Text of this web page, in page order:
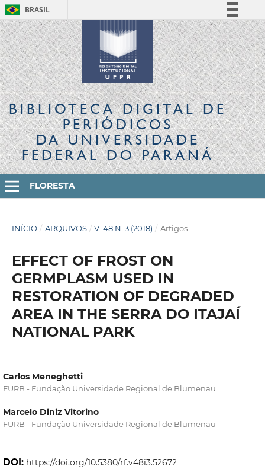
BRASIL
Simplifique!
Comunica BR
Participe
Acesso à informação
Legislação
Canais
BIBLIOTECA DIGITALDE
PERIÓDICOS
DA UNIVERSIDADE
FEDERAL DO PARANÁ
FLORESTA
INÍCIO / ARQUIVOS / V. 48 N. 3 (2018) / Artigos
EFFECT OF FROST ON
GERMPLASM USED IN
RESTORATION OF DEGRADED
AREA IN THE SERRA DO ITAJAÍ
NATIONAL PARK
Carlos Meneghetti
FURB - Fundação Universidade Regional de Blumenau
Marcelo Diniz Vitorino
FURB - Fundação Universidade Regional de Blumenau
DOI: https://doi.org/10.5380/rf.v48i3.52672